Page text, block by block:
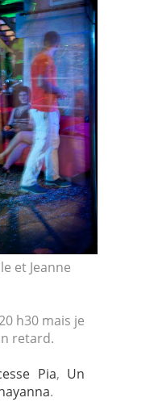
et Jeanne
h30 mais je
retard.
Pia, Un
.